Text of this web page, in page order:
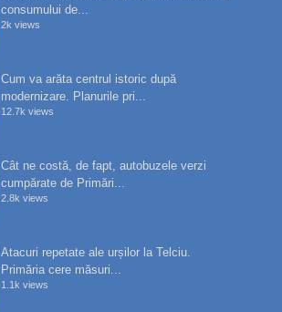
consumului de...
2k views
Cum va arăta centrul istoric după
modernizare. Planurile pri...
12.7k views
Cât ne costă, de fapt, autobuzele verzi
cumpărate de Primări...
2.8k views
Atacuri repetate ale urșilor la Telciu.
Primăria cere măsuri...
1.1k views